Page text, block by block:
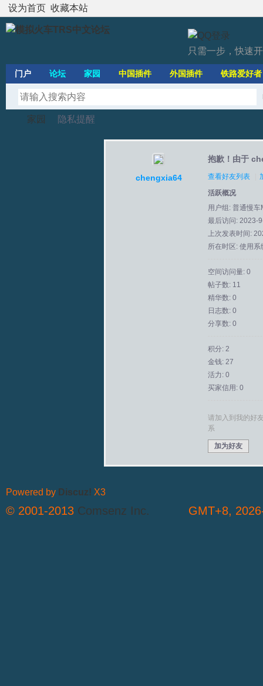
设为首页 收藏本站
只需一步，快速
门户 论坛 家园 中国插件 外国插件 铁路爱好者
家园 隐私提醒
chengxia64
抱歉！由于
查看好友列表
活跃概况
用户组: 普通慢车
最后访问: 2023-
上次发表时间:
所在时区: 使用系
空间访问量: 0
帖子数: 11
精华数: 0
日志数: 0
分享数: 0
积分: 2
金钱: 27
活力: 0
买家信用: 0
请加入到我的好
系
加为好友
GMT+8,
Powered by Discuz! X3
© 2001-2013 Comsenz Inc.